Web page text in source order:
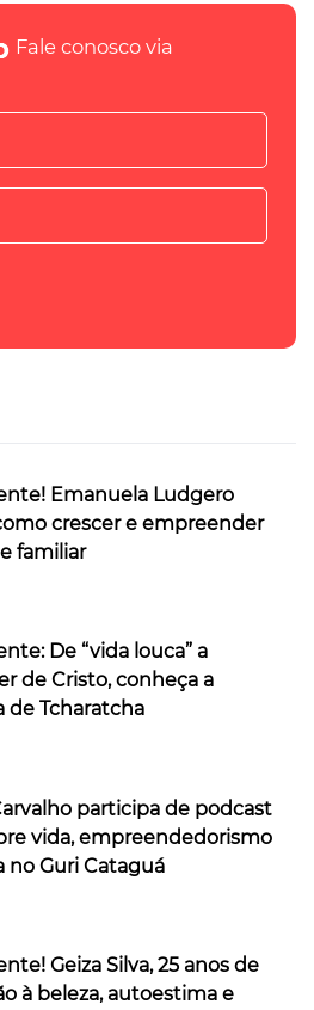
Fale conosco via
Emanuela Ludgero
crescer e empreender
familiar
De “vida louca” a
de Cristo, conheça a
de Tcharatcha
participa de podcast
vida, empreendedorismo
no Guri Cataguá
Geiza Silva, 25 anos de
à beleza, autoestima e